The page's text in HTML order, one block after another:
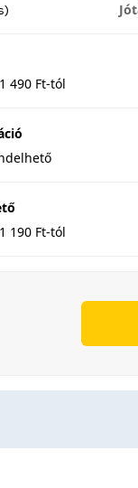
490 Ft-tól
190 Ft-tól